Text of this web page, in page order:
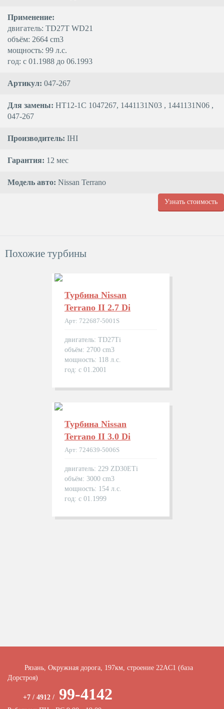
Применение:
двигатель: TD27T WD21
объём: 2664 cm3
мощность: 99 л.с.
год: с 01.1988 до 06.1993
Артикул: 047-267
Для замены: HT12-1C 1047267, 1441131N03 , 1441131N06 ,
047-267
Производитель: IHI
Гарантия: 12 мес
Модель авто: Nissan Terrano
Узнать стоимость
Похожие турбины
Турбина Nissan
Terrano II 2.7 Di
Арт: 722687-5001S
двигатель: TD27Ti
объём: 2700 cm3
мощность: 118 л.с.
год: с 01.2001
Турбина Nissan
Terrano II 3.0 Di
Арт: 724639-5006S
двигатель: 229 ZD30ETi
объём: 3000 cm3
мощность: 154 л.с.
год: с 01.1999
Рязань, Окружная дорога, 197км, строение 22АC1 (база
Дорстроя)
+7 / 4912 / 99-4142